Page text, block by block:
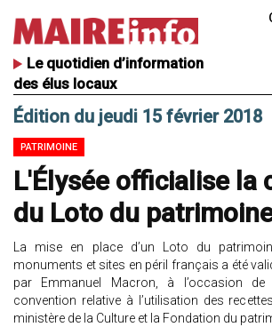
Le quotidien d’information
des élus locaux
Édition du jeudi 15 février 2018
PATRIMOINE
L'Élysée officialise la
du Loto du
La mise en place d’un Loto du
monuments et sites en péril français a été
par Emmanuel Macron, à l’occasion de
convention relative à l’utilisation des
ministère de la Culture et la Fondation du